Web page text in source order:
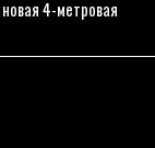
4-метровая